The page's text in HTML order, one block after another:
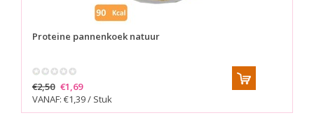
Proteine pannenkoek natuur
€2,50 €1,69
VANAF: €1,39 / Stuk